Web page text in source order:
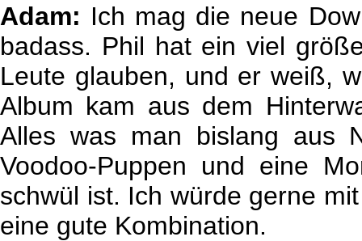
Adam: Ich mag die neue
badass. Phil hat ein viel
Leute glauben, und er weiß,
Album kam aus dem
Alles was man bislang aus
Voodoo-Puppen und eine
schwül ist. Ich würde gerne
eine gute Kombination.